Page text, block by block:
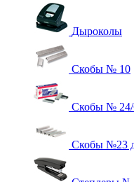
Дыроколы
Скобы № 10
Скобы №
Скобы №23